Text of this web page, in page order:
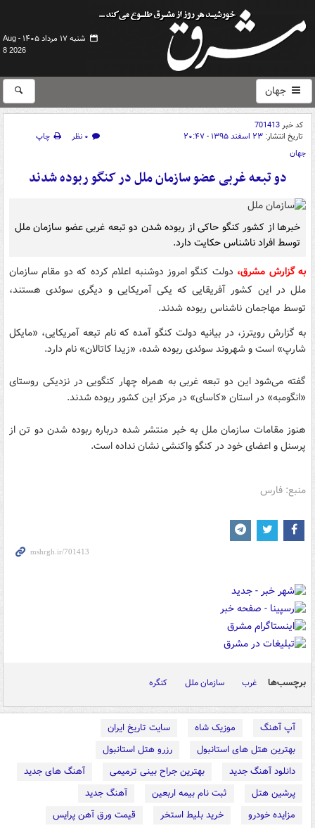
شنبه ۱۷ مرداد ۱۴۰۵ -
Aug
8 2026
جهان
کد خبر701413
تاریخ انتشار: ۲۳ اسفند ۱۳۹۵ - ۲۰:۴۷ ۰ نظر
چاپ
جهان
دو تبعه غربی عضو سازمان ملل در کنگو ربوده شدند
خبرها از کشور کنگو حاکی از ربوده شدن دو تبعه غربی عضو سازمان ملل
توسط افراد ناشناس حکایت دارد.
به گزارش مشرق، دولت کنگو امروز دوشنبه اعلام کرده که دو مقام سازمان
ملل در این کشور آفریقایی که یکی آمریکایی و دیگری سوئدی هستند،
توسط مهاجمان ناشناس ربوده شدند.
به گزارش رویترز، در بیانیه دولت کنگو آمده که نام تبعه آمریکایی، «مایکل
شارپ» است و شهروند سوئدی ربوده شده، «زیدا کاتالان» نام دارد.
گفته می‌شود این دو تبعه غربی به همراه چهار کنگویی در نزدیکی روستای
«انگومبه» در استان «کاسای» در مرکز این کشور ربوده شدند.
هنوز مقامات سازمان ملل به خبر منتشر شده درباره ربوده شدن دو تن از
پرسنل و اعضای خود در کنگو واکنشی نشان نداده است.
منبع: فارس
برچسب‌ها غرب سازمان ملل کنگره
آپ آهنگ موزیک شاه
سایت تاریخ ایران
بهترین هتل های استانبول
رزرو هتل استانبول
دانلود آهنگ جدید
بهترین جراح بینی ترمیمی
آهنگ های جدید
پرشین هتل
ثبت نام بیمه اربعین
آهنگ جدید
مزایده خودرو
خرید بلیط استخر
قیمت ورق آهن پرایس